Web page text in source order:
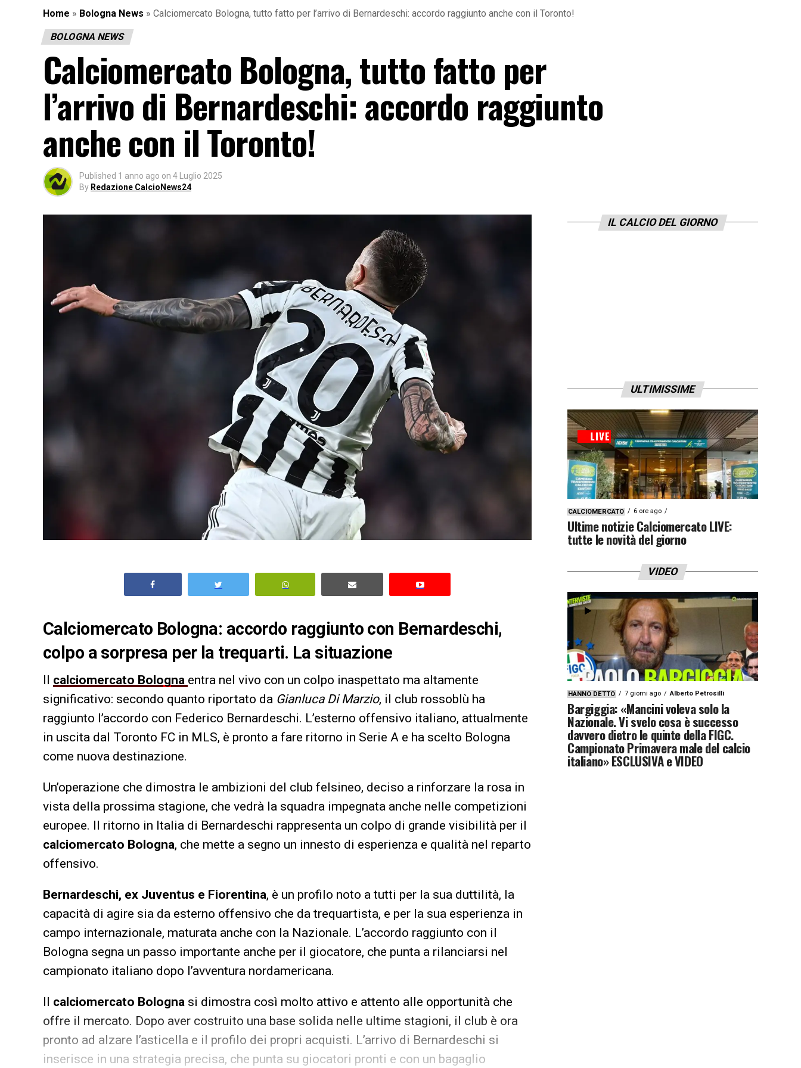
Home » Bologna News » Calciomercato Bologna, tutto fatto per l’arrivo di Bernardeschi: accordo raggiunto anche con il Toronto!
BOLOGNA NEWS
Calciomercato Bologna, tutto fatto per
l’arrivo di Bernardeschi: accordo raggiunto
anche con il Toronto!
Published 1 anno ago on 4 Luglio 2025
By Redazione CalcioNews24
Calciomercato Bologna: accordo raggiunto con Bernardeschi,
colpo a sorpresa per la trequarti. La situazione
Il calciomercato Bologna entra nel vivo con un colpo inaspettato ma altamente
significativo: secondo quanto riportato da Gianluca Di Marzio, il club rossoblù ha
raggiunto l’accordo con Federico Bernardeschi. L’esterno offensivo italiano, attualmente
in uscita dal Toronto FC in MLS, è pronto a fare ritorno in Serie A e ha scelto Bologna
come nuova destinazione.
Un’operazione che dimostra le ambizioni del club felsineo, deciso a rinforzare la rosa in
vista della prossima stagione, che vedrà la squadra impegnata anche nelle competizioni
europee. Il ritorno in Italia di Bernardeschi rappresenta un colpo di grande visibilità per il
calciomercato Bologna, che mette a segno un innesto di esperienza e qualità nel reparto
offensivo.
Bernardeschi, ex Juventus e Fiorentina, è un profilo noto a tutti per la sua duttilità, la
capacità di agire sia da esterno offensivo che da trequartista, e per la sua esperienza in
campo internazionale, maturata anche con la Nazionale. L’accordo raggiunto con il
Bologna segna un passo importante anche per il giocatore, che punta a rilanciarsi nel
campionato italiano dopo l’avventura nordamericana.
Il calciomercato Bologna si dimostra così molto attivo e attento alle opportunità che
offre il mercato. Dopo aver costruito una base solida nelle ultime stagioni, il club è ora
pronto ad alzare l’asticella e il profilo dei propri acquisti. L’arrivo di Bernardeschi si
inserisce in una strategia precisa, che punta su giocatori pronti e con un bagaglio
IL CALCIO DEL GIORNO
ULTIMISSIME
CALCIOMERCATO 6 ore ago
Ultime notizie Calciomercato LIVE:
tutte le novità del giorno
VIDEO
HANNO DETTO 7 giorni ago Alberto Petrosilli
Bargiggia: «Mancini voleva solo la
Nazionale. Vi svelo cosa è successo
davvero dietro le quinte della FIGC.
Campionato Primavera male del calcio
italiano» ESCLUSIVA e VIDEO